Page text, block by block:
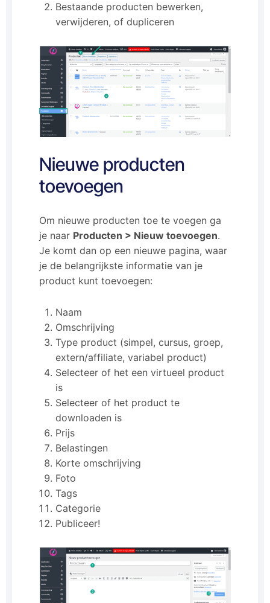
Bestaande producten bewerken,
verwijderen, of dupliceren
Nieuwe producten
toevoegen
Om nieuwe producten toe te voegen ga
je naar Producten > Nieuw toevoegen.
Je komt dan op een nieuwe pagina, waar
je de belangrijkste informatie van je
product kunt toevoegen:
Naam
Omschrijving
Type product (simpel, cursus, groep,
extern/affiliate, variabel product)
Selecteer of het een virtueel product
is
Selecteer of het product te
downloaden is
Prijs
Belastingen
Korte omschrijving
Foto
Tags
Categorie
Publiceer!